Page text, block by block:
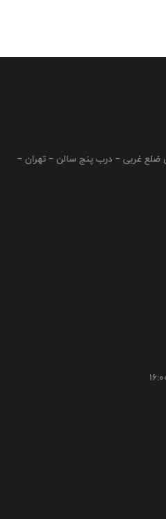
ضلع غربی – درب پنج سالن – تهران –